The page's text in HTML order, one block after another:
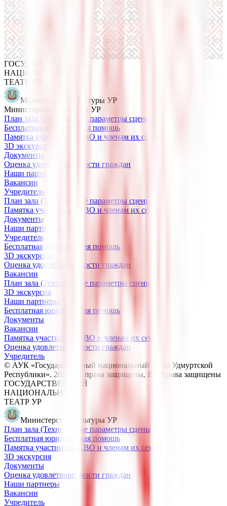
ГОСУДАРСТВЕННЫЙ
НАЦИОНАЛЬНЫЙ
ТЕАТР УР
Министерство культуры УР
Министерство культуры УР
План зала (Технические параметры сцены)
Бесплатная юридическая помощь
Памятка участникам СВО и членам их семей
3D экскурсия
Документы
Оценка удовлетворенности граждан
Наши партнеры
Вакансии
Учредитель
План зала (Технические параметры сцены)
Памятка участникам СВО и членам их семей
Документы
Наши партнеры
Учредитель
Бесплатная юридическая помощь
3D экскурсия
Оценка удовлетворенности граждан
Вакансии
План зала (Технические параметры сцены)
3D экскурсия
Наши партнеры
Бесплатная юридическая помощь
Документы
Вакансии
Памятка участникам СВО и членам их семей
Оценка удовлетворенности граждан
Учредитель
© АУК «Государственный национальный театр Удмуртской
Республики». 2026 Все права защищены, Все права защищены
ГОСУДАРСТВЕННЫЙ
НАЦИОНАЛЬНЫЙ
ТЕАТР УР
Министерство культуры УР
План зала (Технические параметры сцены)
Бесплатная юридическая помощь
Памятка участникам СВО и членам их семей
3D экскурсия
Документы
Оценка удовлетворенности граждан
Наши партнеры
Вакансии
Учредитель